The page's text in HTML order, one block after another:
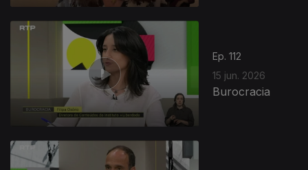
Ep. 112
15 jun. 2026
Burocracia
935317